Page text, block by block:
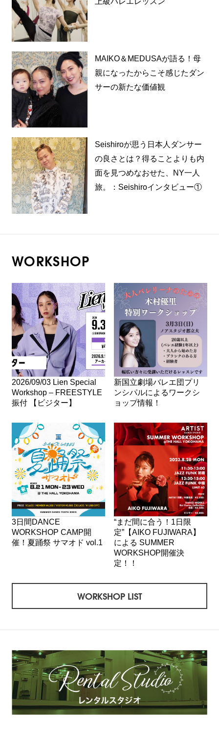
MAIKO＆MEDUSAが語る！母
親になったからこそ感じたダン
サーの新たな価値観
Seishiroが思う日本人ダンサー
の良さとは？得ることよりも内
面を見つめなおせた、NY一人
旅。：Seishiroインタビュー①
WORKSHOP
2026/09/03 Lien Special
Workshop – FREESTYLE
振付 【ビジター】
新国立劇場バレエ団プリ
ンシパルによるワークシ
ョップ情報！
3日間DANCE
WORKSHOP CAMP開
催！夏踊祭 サマオド vol.1
“まだ間に合う！1日限
定”【AIKO FUJIWARA】
による SUMMER
WORKSHOP開催決
定！！
WORKSHOP LIST